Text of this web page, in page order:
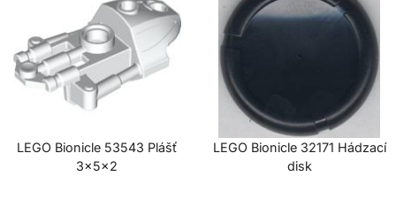
LEGO Bionicle 53543 Plášť
3x5x2
LEGO Bionicle 32171 Hádzací
disk